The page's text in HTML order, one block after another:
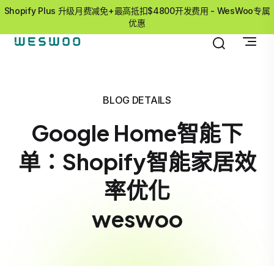
Shopify Plus 升级月费减免+最高抵扣$4800开发费用 - WesWoo专属
优惠
BLOG DETAILS
Google Home智能下
单：Shopify智能家居效
率优化
weswoo